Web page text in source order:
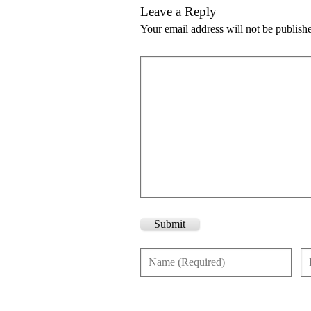
Leave a Reply
Your email address will not be
Submit